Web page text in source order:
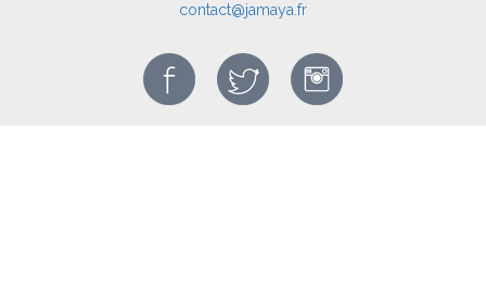
contact@jamaya.fr